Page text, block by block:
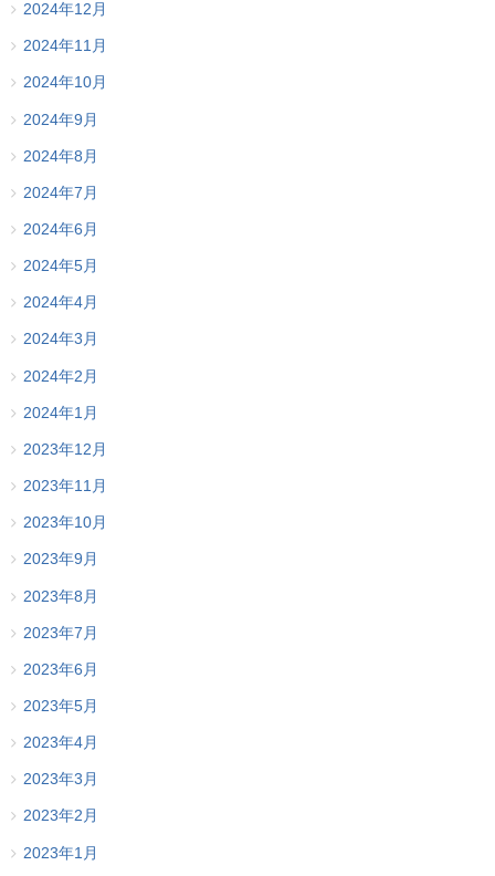
2024年12月
2024年11月
2024年10月
2024年9月
2024年8月
2024年7月
2024年6月
2024年5月
2024年4月
2024年3月
2024年2月
2024年1月
2023年12月
2023年11月
2023年10月
2023年9月
2023年8月
2023年7月
2023年6月
2023年5月
2023年4月
2023年3月
2023年2月
2023年1月